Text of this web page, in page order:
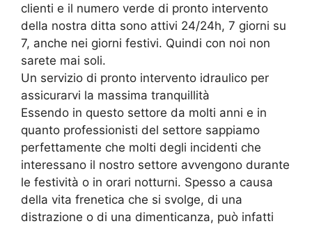
clienti e il numero verde di pronto intervento
della nostra ditta sono attivi 24/24h, 7 giorni su
7, anche nei giorni festivi. Quindi con noi non
sarete mai soli.
Un servizio di pronto intervento idraulico per
assicurarvi la massima tranquillità
Essendo in questo settore da molti anni e in
quanto professionisti del settore sappiamo
perfettamente che molti degli incidenti che
interessano il nostro settore avvengono durante
le festività o in orari notturni. Spesso a causa
della vita frenetica che si svolge, di una
distrazione o di una dimenticanza, può infatti